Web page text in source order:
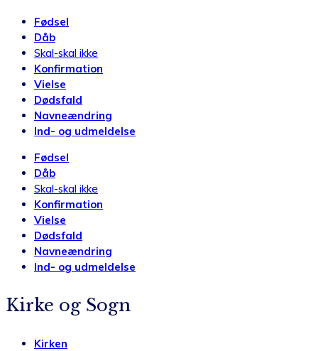
Fødsel
Dåb
Skal-skal ikke
Konfirmation
Vielse
Dødsfald
Navneændring
Ind- og udmeldelse
Fødsel
Dåb
Skal-skal ikke
Konfirmation
Vielse
Dødsfald
Navneændring
Ind- og udmeldelse
Kirke og Sogn
Kirken